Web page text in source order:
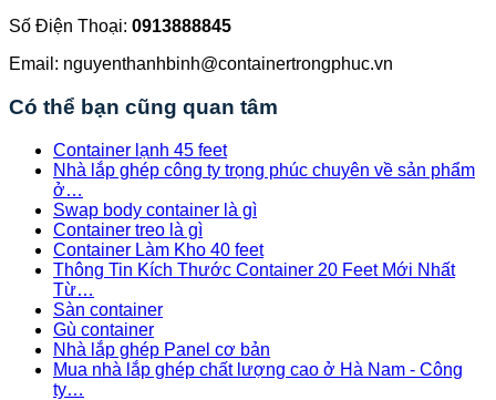
Số Điện Thoại: 0913888845
Email: nguyenthanhbinh@containertrongphuc.vn
Có thể bạn cũng quan tâm
Container lạnh 45 feet
Nhà lắp ghép công ty trọng phúc chuyên về sản phẩm
ở…
Swap body container là gì
Container treo là gì
Container Làm Kho 40 feet
Thông Tin Kích Thước Container 20 Feet Mới Nhất
Từ…
Sàn container
Gù container
Nhà lắp ghép Panel cơ bản
Mua nhà lắp ghép chất lượng cao ở Hà Nam - Công
ty…